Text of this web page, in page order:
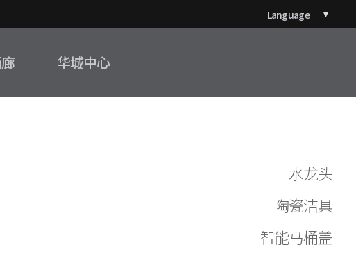
Language
华城中心
水龙头
陶瓷洁具
智能马桶盖